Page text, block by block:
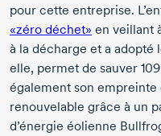
pour cette entreprise.
«zéro déchet» en veillant
à la décharge et a
elle, permet de sauver
également son empreinte
renouvelable grâce à un
d’énergie éolienne